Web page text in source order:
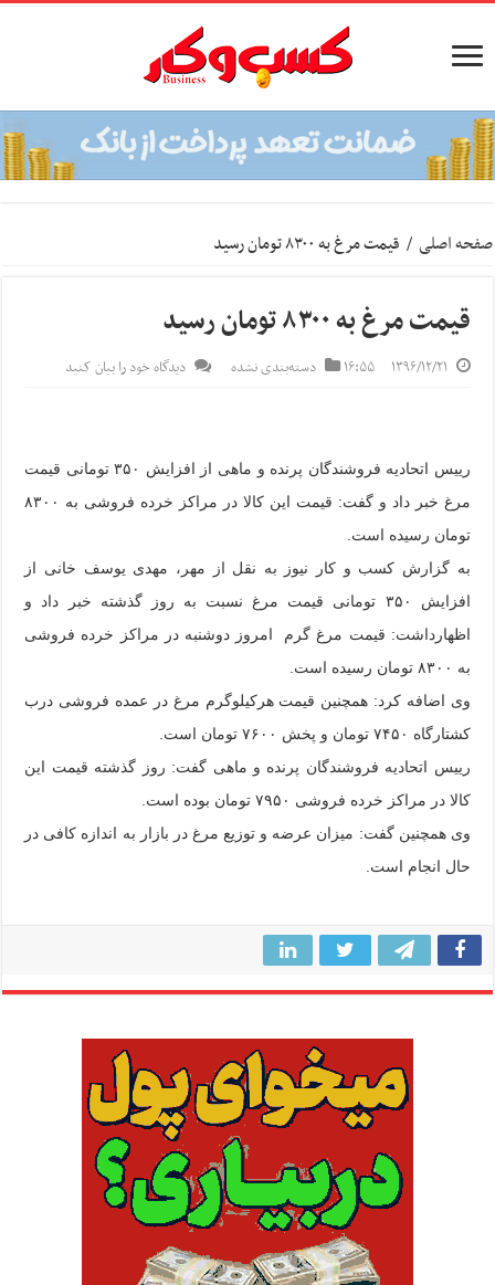
صفحه اصلی / قیمت مرغ به ۸۳۰۰ تومان رسید
قیمت مرغ به ۸۳۰۰ تومان رسید
۱۳۹۶/۱۲/۲۱ ۱۶:۵۵ دسته‌بندی نشده دیدگاه خود را بیان کنید
رییس اتحادیه فروشندگان پرنده و ماهی از افزایش ۳۵۰ تومانی قیمت
مرغ خبر داد و گفت: قیمت این کالا در مراکز خرده فروشی به ۸۳۰۰
تومان رسیده است.
به گزارش کسب و کار نیوز به نقل از مهر، مهدی یوسف خانی از
افزایش ۳۵۰ تومانی قیمت مرغ نسبت به روز گذشته خبر داد و
اظهارداشت: قیمت مرغ گرم امروز دوشنبه در مراکز خرده فروشی
به ۸۳۰۰ تومان رسیده است.
وی اضافه کرد: همچنین قیمت هرکیلوگرم مرغ در عمده فروشی درب
کشتارگاه ۷۴۵۰ تومان و پخش ۷۶۰۰ تومان است.
رییس اتحادیه فروشندگان پرنده و ماهی گفت: روز گذشته قیمت این
کالا در مراکز خرده فروشی ۷۹۵۰ تومان بوده است.
وی همچنین گفت: میزان عرضه و توزیع مرغ در بازار به اندازه کافی در
حال انجام است.